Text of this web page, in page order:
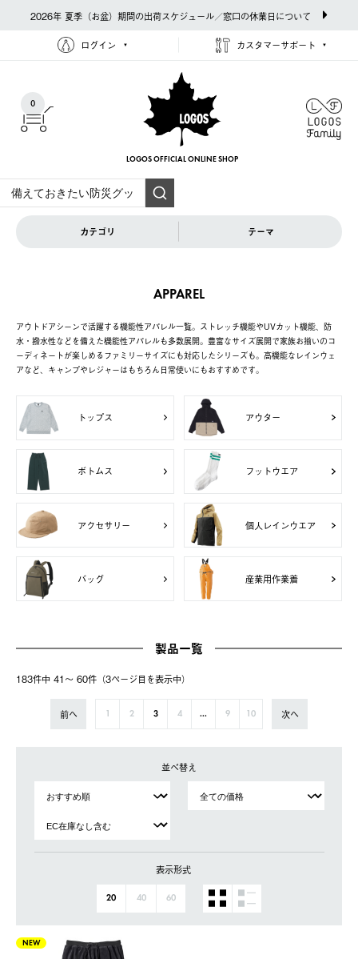
2026年 夏季（お盆）期間の出荷スケジュール／窓口の休業日について
ログイン カスタマーサポート
0
LOGOS OFFICIAL ONLINE SHOP
カテゴリ テーマ
APPAREL
アウトドアシーンで活躍する機能性アパレル一覧。ストレッチ機能やUVカット機能、防
水・撥水性などを備えた機能性アパレルも多数展開。豊富なサイズ展開で家族お揃いのコ
ーディネートが楽しめるファミリーサイズにも対応したシリーズも。高機能なレインウェ
アなど、キャンプやレジャーはもちろん日常使いにもおすすめです。
トップス アウター
ボトムス フットウエア
アクセサリー 個人レインウエア
バッグ 産業用作業着
製品一覧
183件中 41〜 60件（3ページ⽬を表⽰中）
前へ 2 3 4 ... 9 10 次へ
並べ替え
表示形式
20 40 60
NEW